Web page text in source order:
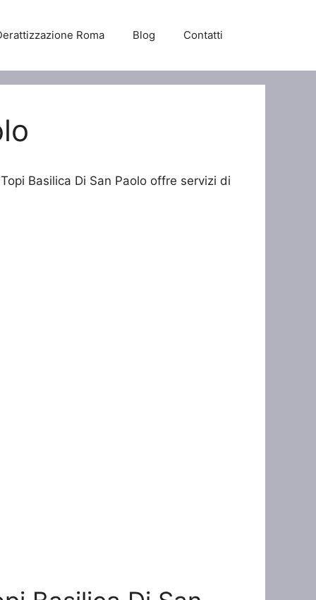
Roma Blog Contatti
Basilica Di San Paolo offre servizi di